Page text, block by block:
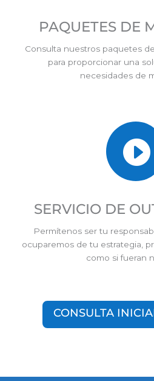
PAQUETES DE
Consulta nuestros paquetes
para proporcionar una
necesidades de

SERVICIO DE
Permítenos ser tu
ocuparemos de tu estrategia,
como si fueran
CONSULTA
Agenda una consulta
definiremos el modo
para lograrlos con éxito.
SI, LO QUIERO